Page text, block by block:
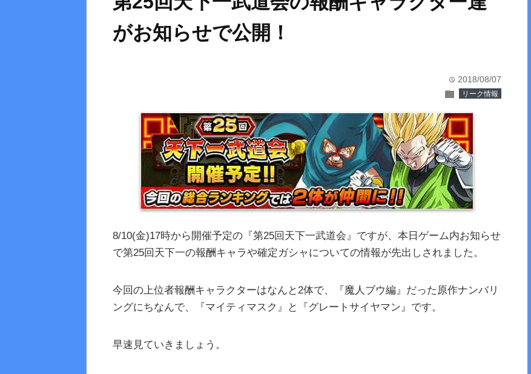
がお知らせで公開！
time 2018/08/07
folder リーク情報
8/10(金)17時から開催予定の『第25回天下一武道会』ですが、本日ゲーム内お知らせ
で第25回天下一の報酬キャラや確定ガシャについての情報が先出しされました。
今回の上位者報酬キャラクターはなんと2体で、『魔人ブウ編』だった原作ナンバリ
ングにちなんで、『マイティマスク』と『グレートサイヤマン』です。
早速見ていきましょう。